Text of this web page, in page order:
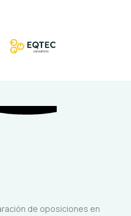
de oposiciones en